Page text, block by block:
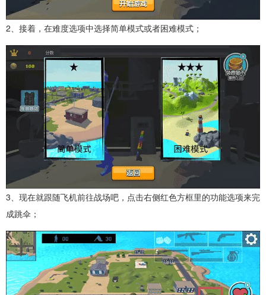
2、接着，在难度选项中选择简单模式或者困难模式；
3、现在就跟随飞机前往战场吧，点击右侧红色方框里的功能选项来完
成跳伞；